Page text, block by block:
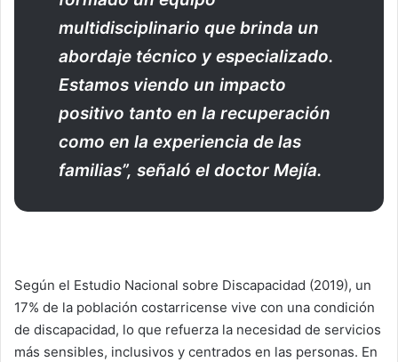
multidisciplinario que brinda un
abordaje técnico y especializado.
Estamos viendo un impacto
positivo tanto en la recuperación
como en la experiencia de las
familias”, señaló el doctor Mejía.
Según el Estudio Nacional sobre Discapacidad (2019), un
17% de la población costarricense vive con una condición
de discapacidad, lo que refuerza la necesidad de servicios
más sensibles, inclusivos y centrados en las personas. En